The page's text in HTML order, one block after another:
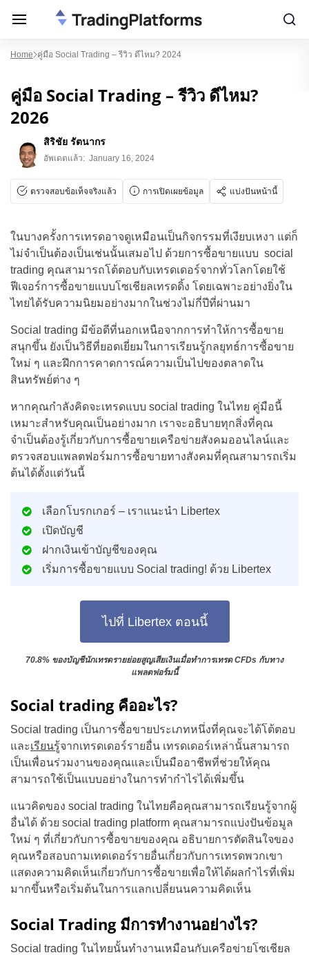
Home คู่มือ Social Trading – รีวิว ดีไหม? 2024
คู่มือ Social Trading – รีวิว ดีไหม?
2026
สิริชัย รัตนากร
อัพเดตแล้ว: January 16, 2024
ตรวจสอบข้อเท็จจริงแล้ว การเปิดเผยข้อมูล แบ่งปันหน้านี้
ในบางครั้งการเทรดอาจดูเหมือนเป็นกิจกรรมที่เงียบเหงา แต่ก็
ไม่จำเป็นต้องเป็นเช่นนั้นเสมอไป ด้วยการซื้อขายแบบ social
trading คุณสามารถโต้ตอบกับเทรดเดอร์จากทั่วโลกโดยใช้
ฟีเจอร์การซื้อขายแบบโซเชียลเทรดดิ้ง โดยเฉพาะอย่างยิ่งใน
ไทยได้รับความนิยมอย่างมากในช่วงไม่กี่ปีที่ผ่านมา
Social trading มีข้อดีที่นอกเหนือจากการทำให้การซื้อขาย
สนุกขึ้น ยังเป็นวิธีที่ยอดเยี่ยมในการเรียนรู้กลยุทธ์การซื้อขาย
ใหม่ ๆ และฝึกการคาดการณ์ความเป็นไปของตลาดใน
สินทรัพย์ต่าง ๆ
หากคุณกำลังคิดจะเทรดแบบ social trading ในไทย คู่มือนี้
เหมาะสำหรับคุณเป็นอย่างมาก เราจะอธิบายทุกสิ่งที่คุณ
จำเป็นต้องรู้เกี่ยวกับการซื้อขายเครือข่ายสังคมออนไลน์และ
ตรวจสอบแพลตฟอร์มการซื้อขายทางสังคมที่คุณสามารถเริ่ม
ต้นได้ตั้งแต่วันนี้
เลือกโบรกเกอร์ – เราแนะนำ Libertex
เปิดบัญชี
ฝากเงินเข้าบัญชีของคุณ
เริ่มการซื้อขายแบบ Social trading! ด้วย Libertex
ไปที่ Libertex ตอนนี้
70.8% ของบัญชีนักเทรดรายย่อยสูญเสียเงินเมื่อทำการเทรด CFDs กับทาง
แพลตฟอร์มนี้
Social trading คืออะไร?
Social trading เป็นการซื้อขายประเภทหนึ่งที่คุณจะได้โต้ตอบ
และเรียนรู้จากเทรดเดอร์รายอื่น เทรดเดอร์เหล่านั้นสามารถ
เป็นเพื่อนร่วมงานของคุณและเป็นมืออาชีพที่ช่วยให้คุณ
สามารถใช้เป็นแบบอย่างในการทำกำไรได้เพิ่มขึ้น
แนวคิดของ social trading ในไทยคือคุณสามารถเรียนรู้จากผู้
อื่นได้ ด้วย social trading platform คุณสามารถแบ่งปันข้อมูล
ใหม่ ๆ ที่เกี่ยวกับการซื้อขายของคุณ อธิบายการตัดสินใจของ
คุณหรือสอบถามเทดเดอร์รายอื่นเกี่ยวกับการเทรดพวกเขา
แสดงความคิดเห็นเกี่ยวกับการซื้อขายเพื่อให้ได้ผลกำไรที่เพิ่ม
มากขึ้นหรือเริ่มต้นในการแลกเปลี่ยนนความคิดเห็น
Social Trading มีการทำงานอย่างไร?
Social trading ในไทยนั้นทำงานเหมือนกับเครือข่ายโซเชียล